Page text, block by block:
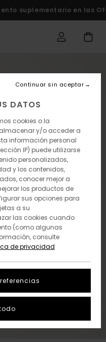
suplementario en las
DATOS
cookies o la
y/o acceder a
información personal
IP) puede utilizarse
personalizados,
y los contenidos,
conocer mejor a
los productos de
sus opciones para
a su
las cookies cuando
(como algunas
consulte
de privacidad
Continuar sin aceptar